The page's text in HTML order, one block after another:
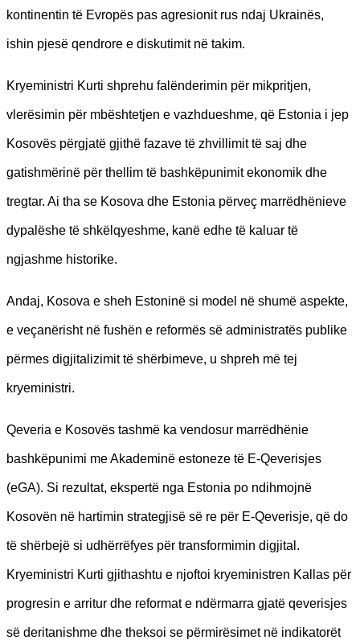
kontinentin të Evropës pas agresionit rus ndaj Ukrainës,
ishin pjesë qendrore e diskutimit në takim.
Kryeministri Kurti shprehu falënderimin për mikpritjen,
vlerësimin për mbështetjen e vazhdueshme, që Estonia i jep
Kosovës përgjatë gjithë fazave të zhvillimit të saj dhe
gatishmërinë për thellim të bashkëpunimit ekonomik dhe
tregtar. Ai tha se Kosova dhe Estonia përveç marrëdhënieve
dypalëshe të shkëlqyeshme, kanë edhe të kaluar të
ngjashme historike.
Andaj, Kosova e sheh Estoninë si model në shumë aspekte,
e veçanërisht në fushën e reformës së administratës publike
përmes digjitalizimit të shërbimeve, u shpreh më tej
kryeministri.
Qeveria e Kosovës tashmë ka vendosur marrëdhënie
bashkëpunimi me Akademinë estoneze të E-Qeverisjes
(eGA). Si rezultat, ekspertë nga Estonia po ndihmojnë
Kosovën në hartimin strategjisë së re për E-Qeverisje, që do
të shërbejë si udhërrëfyes për transformimin digjital.
Kryeministri Kurti gjithashtu e njoftoi kryeministren Kallas për
progresin e arritur dhe reformat e ndërmarra gjatë qeverisjes
së deritanishme dhe theksoi se përmirësimet në indikatorët